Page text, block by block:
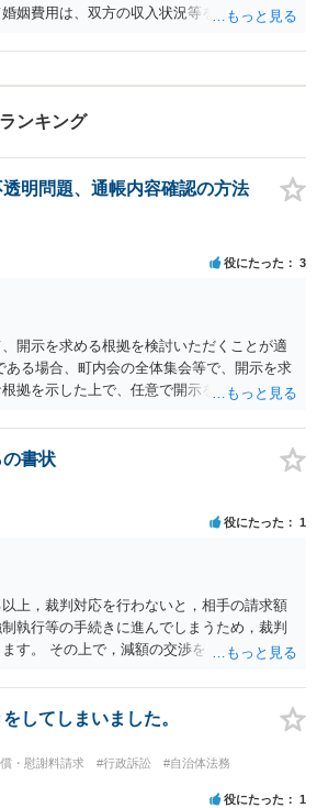
姻費用は、双方の収入状況等を踏まえて、
具体的な金額は別にして）減額が認められ
ついて、転職しても、転職先が判明するな
に、プライバシーにも深くかかわる点まで聞
困難です。 お近くの弁護士事務所にご相談
ンキング
明問題、通帳内容確認の方法
役にたった 3
開示を求める根拠を検討いただくことが適
ある場合、町内会の全体集会等で、開示を求
拠を示した上で、任意で開示を求めること
ください。
書状
役にたった 1
上，裁判対応を行わないと，相手の請求額
執行等の手続きに進んでしまうため，裁判
す。 その上で，減額の交渉をしたり，分割
個別のご相談を希望される場合は，希望す
入れ日程調整の上で面談を行うと良いでしょ
してしまいました。
・慰謝料請求 #行政訴訟
#自治体法務
役にたった 1